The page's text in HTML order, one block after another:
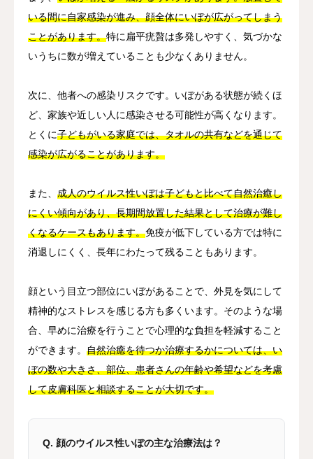
いる間に自家感染が進み、顔全体にいぼが広がってしまう
ことがあります。特に扁平疣贅は多発しやすく、気づかな
いうちに数が増えていることも少なくありません。
次に、他者への感染リスクです。いぼがある状態が続くほ
ど、家族や近しい人に感染させる可能性が高くなります。
とくに子どもがいる家庭では、タオルの共有などを通じて
感染が広がることがあります。
また、 成人のウイルス性いぼは子どもと比べて自然治癒し
にくい傾向があり、長期間放置した結果として治療が難し
くなるケースもあります。免疫が低下している方では特に
消退しにくく、長年にわたって残ることもあります。
顔という目立つ部位にいぼがあることで、外見を気にして
精神的なストレスを感じる方も多くいます。そのような場
合、早めに治療を行うことで心理的な負担を軽減すること
ができます。 自然治癒を待つか治療するかについては、い
ぼの数や大きさ、部位、患者さんの年齢や希望などを考慮
して皮膚科医と相談することが大切です。
Q. 顔のウイルス性いぼの主な治療法は？